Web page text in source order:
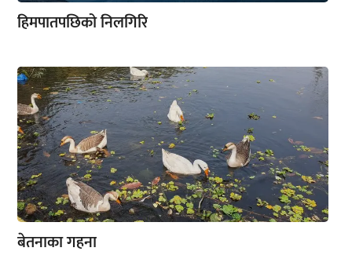
हिमपातपछिको निलगिरि
बेतनाका गहना